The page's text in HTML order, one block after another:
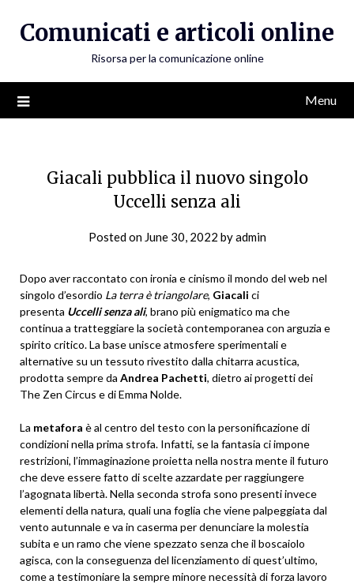
Comunicati e articoli online
Risorsa per la comunicazione online
Menu
Giacali pubblica il nuovo singolo
Uccelli senza ali
Posted on June 30, 2022 byadmin
Dopo aver raccontato con ironia e cinismo il mondo del web nel
singolo d’esordio La terra è triangolare, Giacali ci
presenta Uccelli senza ali, brano più enigmatico ma che
continua a tratteggiare la società contemporanea con arguzia e
spirito critico. La base unisce atmosfere sperimentali e
alternative su un tessuto rivestito dalla chitarra acustica,
prodotta sempre da Andrea Pachetti, dietro ai progetti dei
The Zen Circus e di Emma Nolde.
La metafora è al centro del testo con la personificazione di
condizioni nella prima strofa. Infatti, se la fantasia ci impone
restrizioni, l’immaginazione proietta nella nostra mente il futuro
che deve essere fatto di scelte azzardate per raggiungere
l’agognata libertà. Nella seconda strofa sono presenti invece
elementi della natura, quali una foglia che viene palpeggiata dal
vento autunnale e va in caserma per denunciare la molestia
subita e un ramo che viene spezzato senza che il boscaiolo
agisca, con la conseguenza del licenziamento di quest’ultimo,
come a testimoniare la sempre minore necessità di forza lavoro